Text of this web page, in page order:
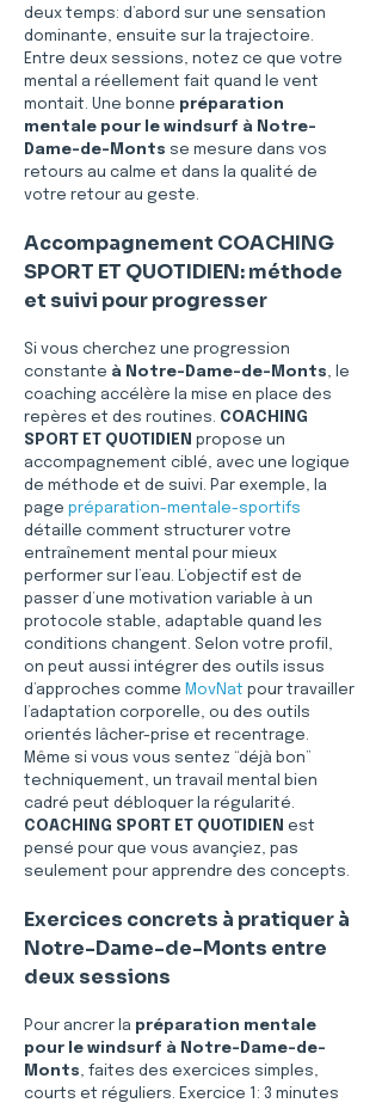
deux temps: d’abord sur une sensation
dominante, ensuite sur la trajectoire.
Entre deux sessions, notez ce que votre
mental a réellement fait quand le vent
montait. Une bonne préparation
mentale pour le windsurf à Notre-
Dame-de-Monts se mesure dans vos
retours au calme et dans la qualité de
votre retour au geste.
Accompagnement COACHING
SPORT ET QUOTIDIEN: méthode
et suivi pour progresser
Si vous cherchez une progression
constante à Notre-Dame-de-Monts, le
coaching accélère la mise en place des
repères et des routines. COACHING
SPORT ET QUOTIDIEN propose un
accompagnement ciblé, avec une logique
de méthode et de suivi. Par exemple, la
page préparation-mentale-sportifs
détaille comment structurer votre
entraînement mental pour mieux
performer sur l’eau. L’objectif est de
passer d’une motivation variable à un
protocole stable, adaptable quand les
conditions changent. Selon votre profil,
on peut aussi intégrer des outils issus
d’approches comme MovNat pour travailler
l’adaptation corporelle, ou des outils
orientés lâcher-prise et recentrage.
Même si vous vous sentez “déjà bon”
techniquement, un travail mental bien
cadré peut débloquer la régularité.
COACHING SPORT ET QUOTIDIEN est
pensé pour que vous avançiez, pas
seulement pour apprendre des concepts.
Exercices concrets à pratiquer à
Notre-Dame-de-Monts entre
deux sessions
Pour ancrer la préparation mentale
pour le windsurf à Notre-Dame-de-
Monts, faites des exercices simples,
courts et réguliers. Exercice 1: 3 minutes